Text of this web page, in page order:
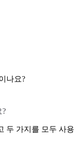
나요?
?
두 가지를 모두 사용